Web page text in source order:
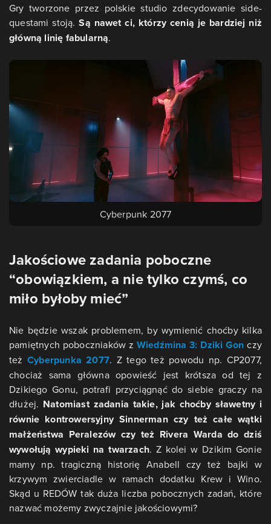
Gry tworzone przez polskie studio zdecydowanie side-
questami stoją.Są nawet ci, którzy cenią je bardziej niż
główną linię fabularną.
Cyberpunk 2077
Jakościowe zadania poboczne
“obowiązkiem, a nie tylko czymś, co
miło byłoby mieć”
Nie będzie wszak problemem, by wymienić choćby kilka
pamiętnych poboczniaków z Wiedźmina 3: Dziki Gon czy
też Cyberpunka 2077. Z tego też powodu np. CP2077,
chociaż sama główna opowieść jest krótsza od tej z
Dzikiego Gonu, potrafi przyciągnąć do siebie graczy na
dłużej. Natomiast zadania takie, jak choćby sławetny i
równie kontrowersyjny Sinnerman czy też całe wątki
małżeństwa Peralezów czy też Rivera Warda do dziś
wywołują wypieki na twarzach. Z kolei w Dzikim Gonie
mamy np. tragiczną historię Anabell czy też bajki w
krzywym zwierciadle w ramach dodatku Krew i Wino.
Skąd u REDÓW tak duża liczba pobocznych zadań, które
nazwać możemy zwyczajnie jakościowymi?